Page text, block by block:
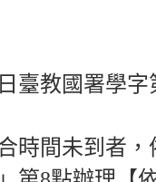
臺教國署學
時間未到者